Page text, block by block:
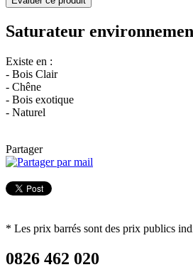
Saturateur
Existe en :
- Bois Clair
- Chêne
- Bois exotique
- Naturel
Partager
* Les prix barrés sont des prix publics
0826 462 020